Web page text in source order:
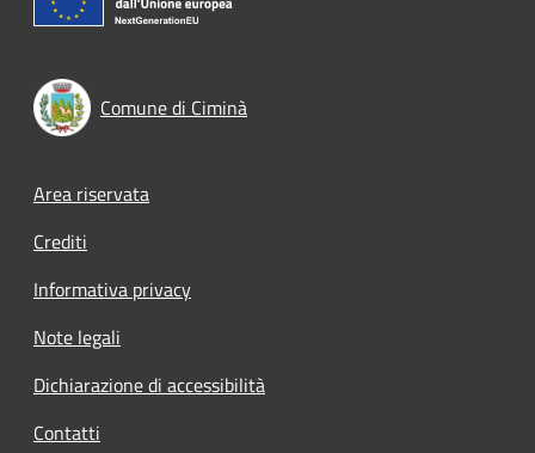
Comune di Ciminà
Footer menu
Area riservata
Crediti
Informativa privacy
Note legali
Dichiarazione di accessibilità
Contatti